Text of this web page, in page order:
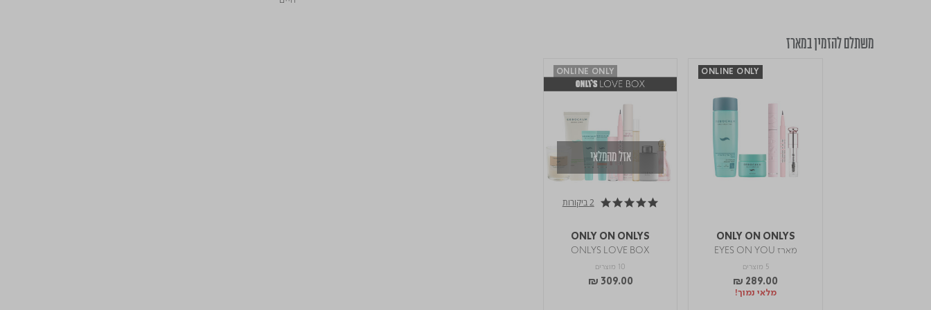
משתלם להזמין במארז
ONLINE ONLY
ONLY ON ONLYS
מארז EYES ON YOU
5 מוצרים
₪ 289.00
מלאי נמוך!
אזל מהמלאי
5.0 star rating 2 ביקורות
ONLINE ONLY
ONLY ON ONLYS
ONLYS LOVE BOX
10 מוצרים
₪ 309.00